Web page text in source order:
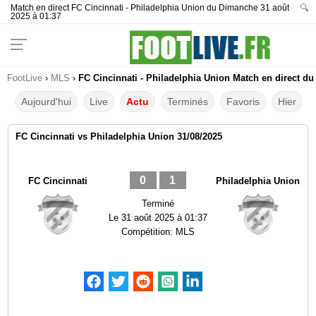
Match en direct FC Cincinnati - Philadelphia Union du Dimanche 31 août
2025 à 01:37
🔍
FootLive › MLS › FC Cincinnati - Philadelphia Union Match en direct du
Aujourd'hui Live Actu Terminés Favoris Hier
FC Cincinnati vs Philadelphia Union 31/08/2025
FC Cincinnati 0 1
Terminé
Le 31 août 2025 à 01:37
Compétition: MLS
Philadelphia Union